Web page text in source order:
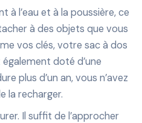
à l’eau et à la poussière, ce
à des objets que vous
vos clés, votre sac à dos
doté d’une
plus d’un an, vous n’avez
la recharger.
Il suffit de l’approcher